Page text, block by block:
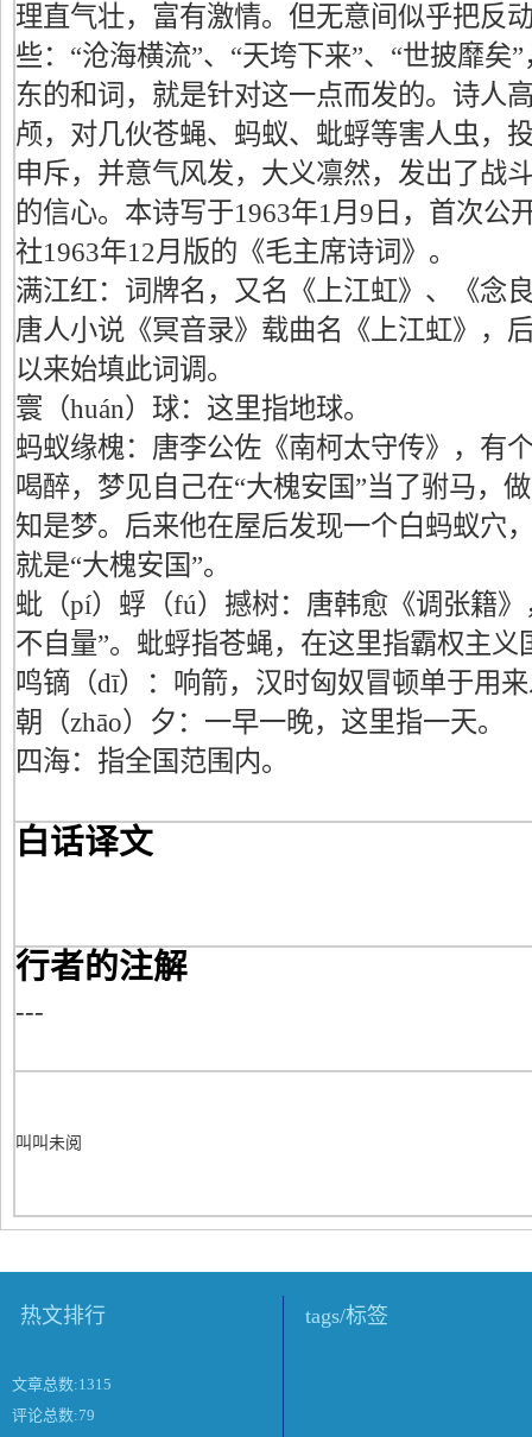
理直气壮，富有激情。但无意间似乎把反
些：“沧海横流”、“天垮下来”、“世披靡矣
东的和词，就是针对这一点而发的。诗人
颅，对几伙苍蝇、蚂蚁、蚍蜉等害人虫，
申斥，并意气风发，大义凛然，发出了战
的信心。本诗写于1963年1月9日，首次公
社1963年12月版的《毛主席诗词》。
满江红：词牌名，又名《上江虹》、《念
唐人小说《冥音录》载曲名《上江虹》，
以来始填此词调。
寰（huán）球：这里指地球。
蚂蚁缘槐：唐李公佐《南柯太守传》，有
喝醉，梦见自己在“大槐安国”当了驸马，
知是梦。后来他在屋后发现一个白蚂蚁穴
就是“大槐安国”。
蚍（pí）蜉（fú）撼树：唐韩愈《调张籍
不自量”。蚍蜉指苍蝇，在这里指霸权主义
鸣镝（dī）：响箭，汉时匈奴冒顿单于用
朝（zhāo）夕：一早一晚，这里指一天。
四海：指全国范围内。
白话译文
行者的注解
---
叫叫未阅
热文排行
文章总数:1315
评论总数:79
tags/标签